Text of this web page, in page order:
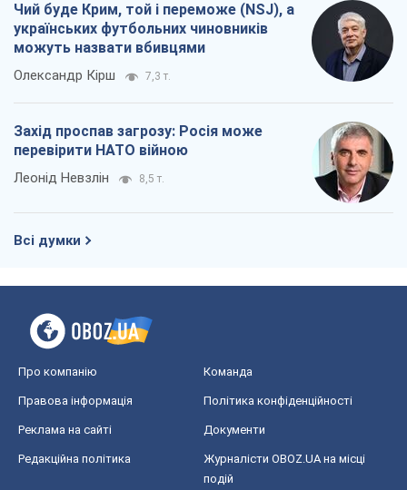
Чий буде Крим, той і переможе (NSJ), а
українських футбольних чиновників
можуть назвати вбивцями
Олександр Кірш 7,3 т.
Захід проспав загрозу: Росія може
перевірити НАТО війною
Леонід Невзлін 8,5 т.
Всі думки
Про компанію Команда
Правова інформація Політика конфіденційності
Реклама на сайті Документи
Редакційна політика
Журналісти OBOZ.UA на місці
подій